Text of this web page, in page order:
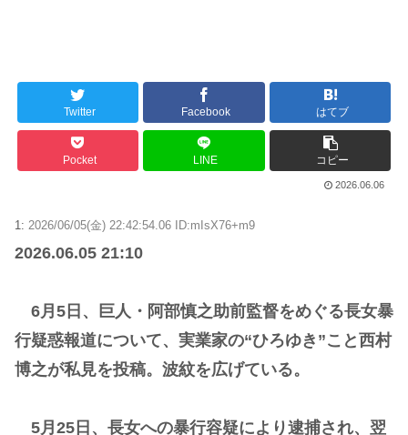
Powered by livedoor 相互RSS
Twitter Facebook はてブ
Pocket LINE コピー
2026.06.06
1: 2026/06/05(金) 22:42:54.06 ID:mIsX76+m9
2026.06.05 21:10
6月5日、巨人・阿部慎之助前監督をめぐる長女暴
行疑惑報道について、実業家の“ひろゆき”こと西村
博之が私見を投稿。波紋を広げている。
5月25日、長女への暴行容疑により逮捕され、翌